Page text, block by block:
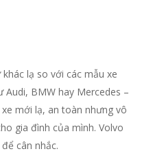
lạ so với các mẫu xe
BMW hay Mercedes –
mới lạ, an toàn nhưng vô
gia đình của mình. Volvo
cân nhắc.